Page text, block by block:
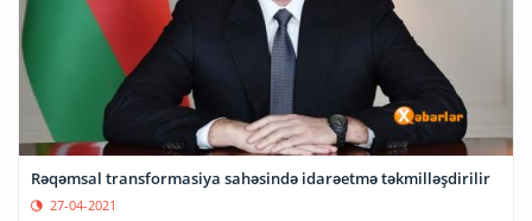
Rəqəmsal transformasiya sahəsində idarəetmə təkmilləşdirilir
27-04-2021